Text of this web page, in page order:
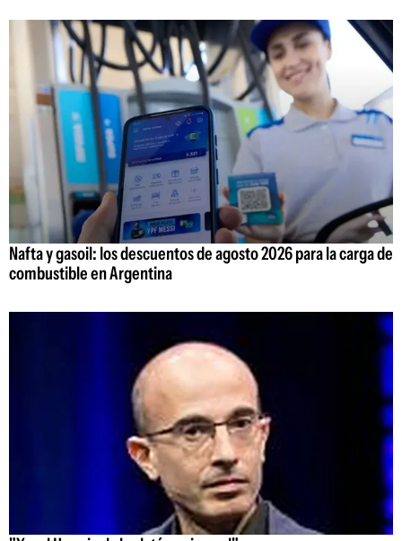
Nafta y gasoil: los descuentos de agosto 2026 para la carga de
combustible en Argentina